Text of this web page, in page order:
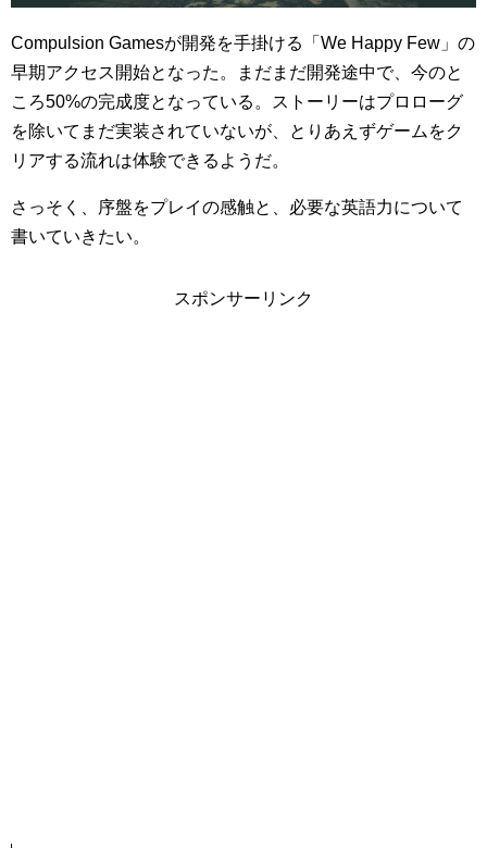
Compulsion Gamesが開発を手掛ける「We Happy Few」の
早期アクセス開始となった。まだまだ開発途中で、今のと
ころ50%の完成度となっている。ストーリーはプロローグ
を除いてまだ実装されていないが、とりあえずゲームをク
リアする流れは体験できるようだ。
さっそく、序盤をプレイの感触と、必要な英語力について
書いていきたい。
スポンサーリンク